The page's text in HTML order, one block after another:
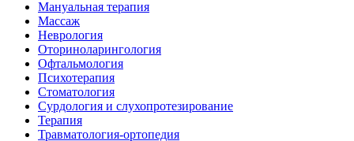
Мануальная терапия
Массаж
Неврология
Оториноларингология
Офтальмология
Психотерапия
Стоматология
Сурдология и слухопротезирование
Терапия
Травматология-ортопедия